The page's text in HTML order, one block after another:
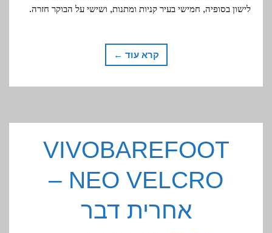
לישון בסופיה, חמישי בעיר קניות ומתנות, ושישי על הבוקר חזרה.
קרא עוד ←
VIVOBAREFOOT
NEO VELCRO –
אחרית דבר